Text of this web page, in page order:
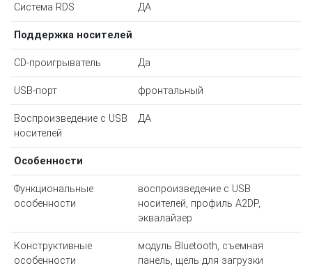
Система RDS ДА
Поддержка носителей
CD-проигрыватель Да
USB-порт фронтальный
Воспроизведение с USB
носителей
ДА
Особенности
Функциональные
особенности
воспроизведение с USB
носителей, профиль A2DP,
эквалайзер
Конструктивные
особенности
модуль Bluetooth, съемная
панель, щель для загрузки